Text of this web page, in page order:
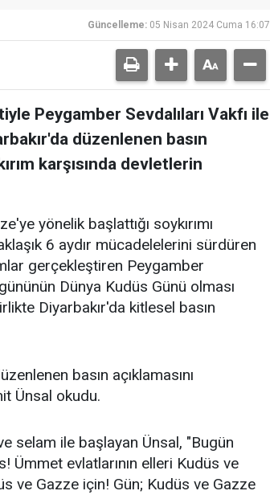
Güncelleme: 05 Nisan 2024 Cuma 16:07
Peygamber Sevdalıları Vakfı ile
düzenlenen basın
karşısında devletlerin
yönelik başlattığı soykırımı
6 aydır mücadelelerini sürdüren
gerçekleştiren Peygamber
Dünya Kudüs Günü olması
Diyarbakır'da kitlesel basın
basın açıklamasını
Ünsal okudu.
selam ile başlayan Ünsal, "Bugün
Ümmet evlatlarının elleri Kudüs ve
ve Gazze için! Gün; Kudüs ve Gazze